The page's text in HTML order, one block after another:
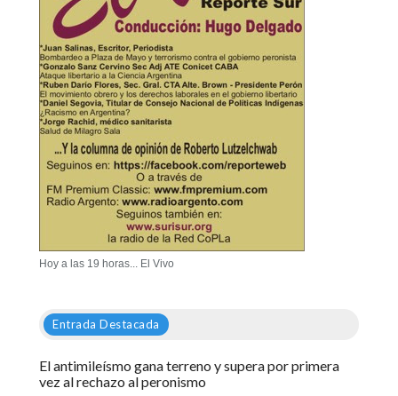
Hoy a las 19 horas... El Vivo
Entrada Destacada
El antimileísmo gana terreno y supera por primera
vez al rechazo al peronismo